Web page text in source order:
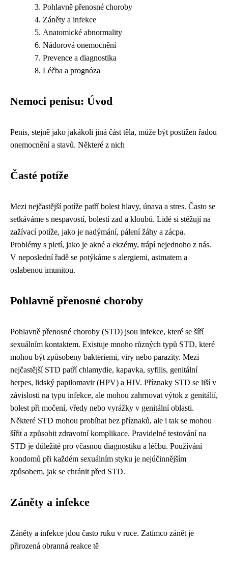
Pohlavně přenosné choroby
Záněty a infekce
Anatomické abnormality
Nádorová onemocnění
Prevence a diagnostika
Léčba a prognóza
Nemoci penisu: Úvod
Penis, stejně jako jakákoli jiná část těla, může být postižen řadou
onemocnění a stavů. Některé z nich
Časté potíže
Mezi nejčastější potíže patří bolest hlavy, únava a stres. Často se
setkáváme s nespavostí, bolestí zad a kloubů. Lidé si stěžují na
zažívací potíže, jako je nadýmání, pálení žáhy a zácpa.
Problémy s pletí, jako je akné a ekzémy, trápí nejednoho z nás.
V neposlední řadě se potýkáme s alergiemi, astmatem a
oslabenou imunitou.
Pohlavně přenosné choroby
Pohlavně přenosné choroby (STD) jsou infekce, které se šíří
sexuálním kontaktem. Existuje mnoho různých typů STD, které
mohou být způsobeny bakteriemi, viry nebo parazity. Mezi
nejčastější STD patří chlamydie, kapavka, syfilis, genitální
herpes, lidský papilomavir (HPV) a HIV. Příznaky STD se liší v
závislosti na typu infekce, ale mohou zahrnovat výtok z genitálií,
bolest při močení, vředy nebo vyrážky v genitální oblasti.
Některé STD mohou probíhat bez příznaků, ale i tak se mohou
šířit a způsobit zdravotní komplikace. Pravidelné testování na
STD je důležité pro včasnou diagnostiku a léčbu. Používání
kondomů při každém sexuálním styku je nejúčinnějším
způsobem, jak se chránit před STD.
Záněty a infekce
Záněty a infekce jdou často ruku v ruce. Zatímco zánět je
přirozená obranná reakce tě